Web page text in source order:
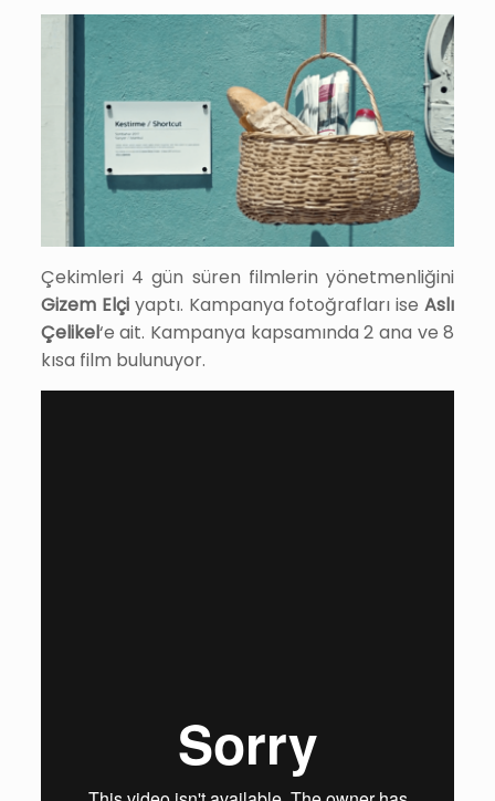
Çekimleri 4 gün süren filmlerin yönetmenliğini
Gizem Elçiyaptı. Kampanya fotoğrafları iseAslı
Çelikel‘e ait. Kampanya kapsamında 2 ana ve 8
kısa film bulunuyor.